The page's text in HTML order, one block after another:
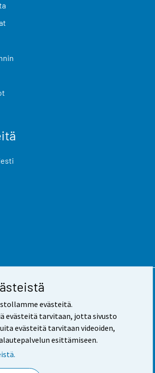
evästeitä.
evästeitä tarvitaan, jotta sivusto
evästeitä tarvitaan videoiden,
esittämiseen.